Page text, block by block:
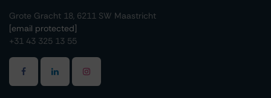
Grote Gracht 18, 6211 SW Maastricht
[email protected]
+31 43 325 13 55